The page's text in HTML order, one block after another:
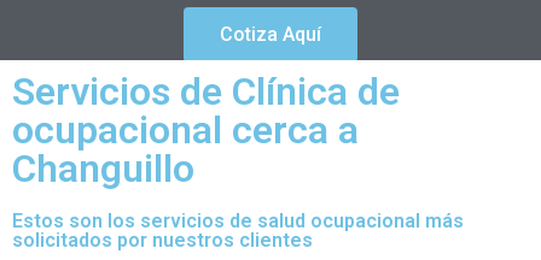
Cotiza Aquí
Servicios de Clínica de
ocupacional cerca a
Changuillo
Estos son los servicios de salud ocupacional más
solicitados por nuestros clientes